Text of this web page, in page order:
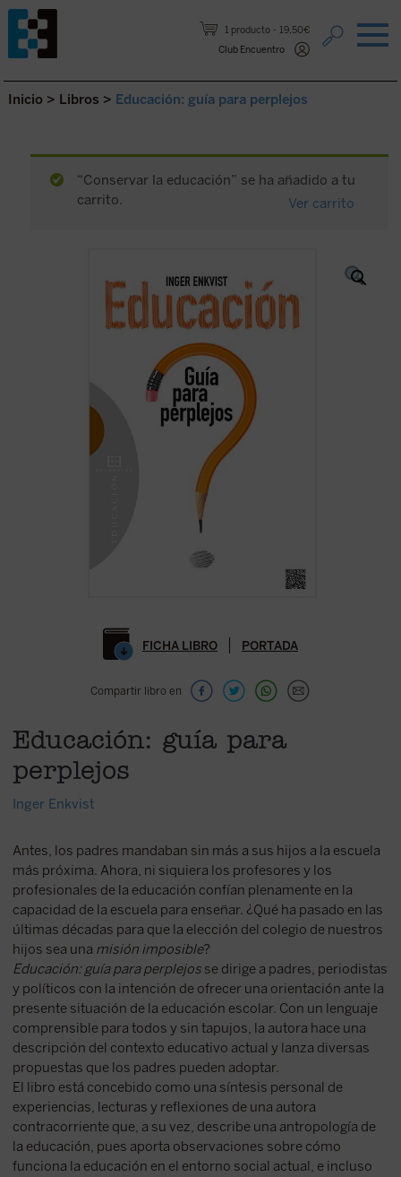
1 producto
19,50€
Club Encuentro
Saltar al contenido.
Inicio > Libros > Educación: guía para perplejos
“Conservar la educación” se ha añadido a tu
carrito.
Ver carrito
FICHA LIBRO PORTADA
Compartir libro en
Educación: guía para
perplejos
Inger Enkvist
Antes, los padres mandaban sin más a sus hijos a la escuela
más próxima. Ahora, ni siquiera los profesores y los
profesionales de la educación confían plenamente en la
capacidad de la escuela para enseñar. ¿Qué ha pasado en las
últimas décadas para que la elección del colegio de nuestros
hijos sea una misión imposible?
Educación: guía para perplejosse dirige a padres, periodistas
y políticos con la intención de ofrecer una orientación ante la
presente situación de la educación escolar. Con un lenguaje
comprensible para todos y sin tapujos, la autora hace una
descripción del contexto educativo actual y lanza diversas
propuestas que los padres pueden adoptar.
El libro está concebido como una síntesis personal de
experiencias, lecturas y reflexiones de una autora
contracorriente que, a su vez, describe una antropología de
la educación, pues aporta observaciones sobre cómo
funciona la educación en el entorno social actual, e incluso